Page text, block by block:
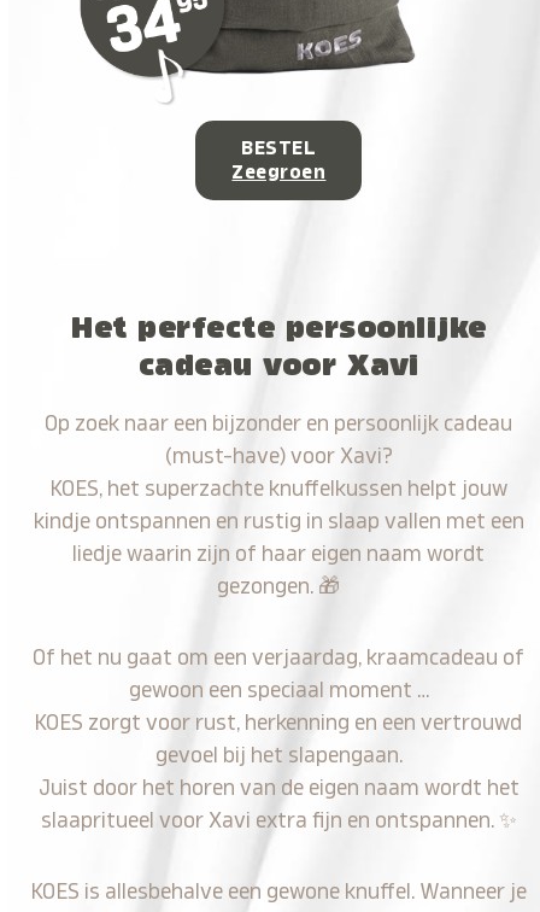
BESTEL
Zeegroen
Het perfecte persoonlijke
cadeau voor Xavi
Op zoek naar een bijzonder en persoonlijk cadeau
(must-have) voor Xavi?
KOES, het superzachte knuffelkussen helpt jouw
kindje ontspannen en rustig in slaap vallen met een
liedje waarin zijn of haar eigen naam wordt
gezongen. 🎁
Of het nu gaat om een verjaardag, kraamcadeau of
gewoon een speciaal moment …
KOES zorgt voor rust, herkenning en een vertrouwd
gevoel bij het slapengaan.
Juist door het horen van de eigen naam wordt het
slaapritueel voor Xavi extra fijn en ontspannen. ✨
KOES is allesbehalve een gewone knuffel. Wanneer je